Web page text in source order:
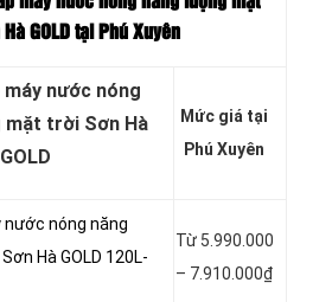
GOLD tại Phú Xuyên
máy nước nóng
mặt trời Sơn Hà
GOLD
Mức giá tại
Phú Xuyên
nước nóng năng
Hà GOLD 120L-
Từ 5.990.000
– 7.910.000₫